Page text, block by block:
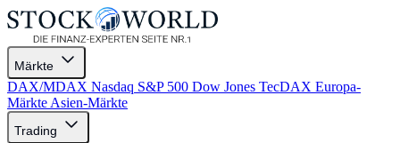
Märkte
DAX/MDAX Nasdaq S&P 500 Dow Jones TecDAX Europa-
Märkte Asien-Märkte
Trading